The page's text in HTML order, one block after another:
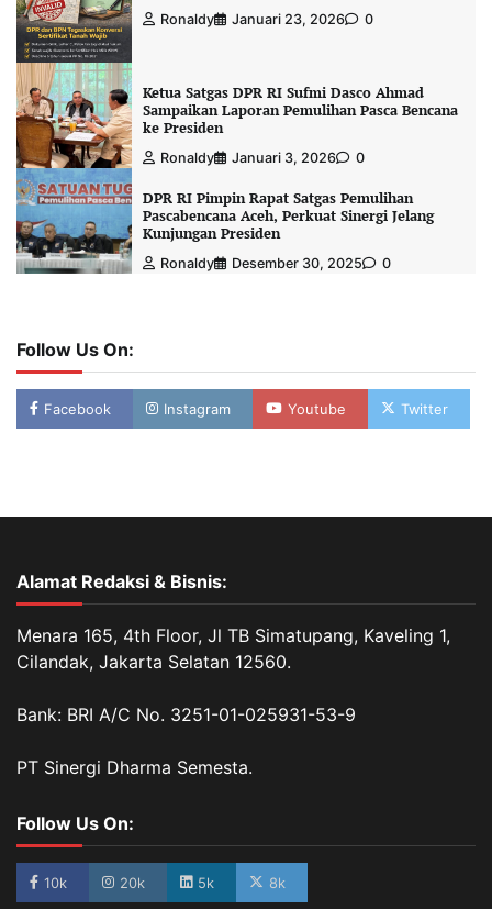
Ronaldy Januari 23, 2026 0
Ketua Satgas DPR RI Sufmi Dasco Ahmad
Sampaikan Laporan Pemulihan Pasca Bencana
ke Presiden
Ronaldy Januari 3, 2026 0
DPR RI Pimpin Rapat Satgas Pemulihan
Pascabencana Aceh, Perkuat Sinergi Jelang
Kunjungan Presiden
Ronaldy Desember 30, 2025 0
Follow Us On:
Facebook Instagram Youtube Twitter
Alamat Redaksi & Bisnis:
Menara 165, 4th Floor, Jl TB Simatupang, Kaveling 1,
Cilandak, Jakarta Selatan 12560.
Bank: BRI A/C No. 3251-01-025931-53-9
PT Sinergi Dharma Semesta.
Follow Us On:
10k 20k 5k 8k